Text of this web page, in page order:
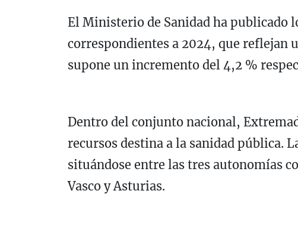
El Ministerio de Sanidad ha publicado
correspondientes a 2024, que reflejan
supone un incremento del 4,2 %
Dentro del conjunto nacional,
recursos destina a la sanidad pública.
situándose entre las tres autonomías
Vasco y Asturias.